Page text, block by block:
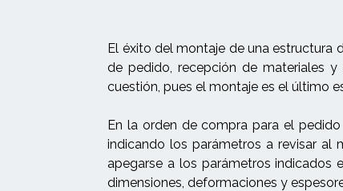
El éxito del montaje de una estructura
de pedido, recepción de materiales
cuestión, pues el montaje es el último
En la orden de compra para el
indicando los parámetros a revisar al
apegarse a los parámetros indicados
dimensiones, deformaciones y